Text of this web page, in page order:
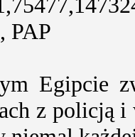
PAP
Egipcie
z policją i